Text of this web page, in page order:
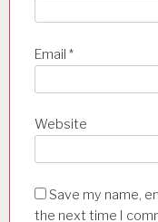
Email *
Website
Save my name,
the next time I